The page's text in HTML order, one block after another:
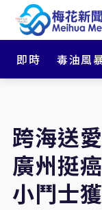
即時 毒油風
跨海送
廣州挺
小鬥士